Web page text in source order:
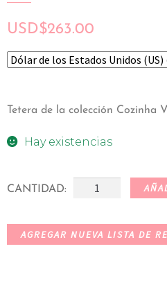
USD$263.00
Tetera de la colección Cozinha
Hay existencias
CANTIDAD:
AGREGAR NUEVA LISTA DE